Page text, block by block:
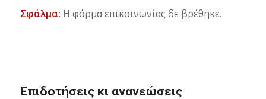
Σφάλμα: Η φόρμα επικοινωνίας δε βρέθηκε.
Επιδοτήσεις κι ανανεώσεις